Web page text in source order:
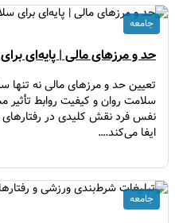
حد و مرزهای مالی | پایه‌ای برای
تعیین حد و مرزهای مالی نه تنها
سلامت روان و کیفیت روابط تأثیر
نفس فرد نقش کلیدی در رفتارهای
ایفا می‌کند.…
جامعه
جامعه